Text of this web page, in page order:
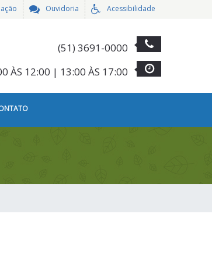
Acessibilidade
Ouvidoria
(51) 3691-0000
ÀS 12:00 | 13:00 ÀS 17:00